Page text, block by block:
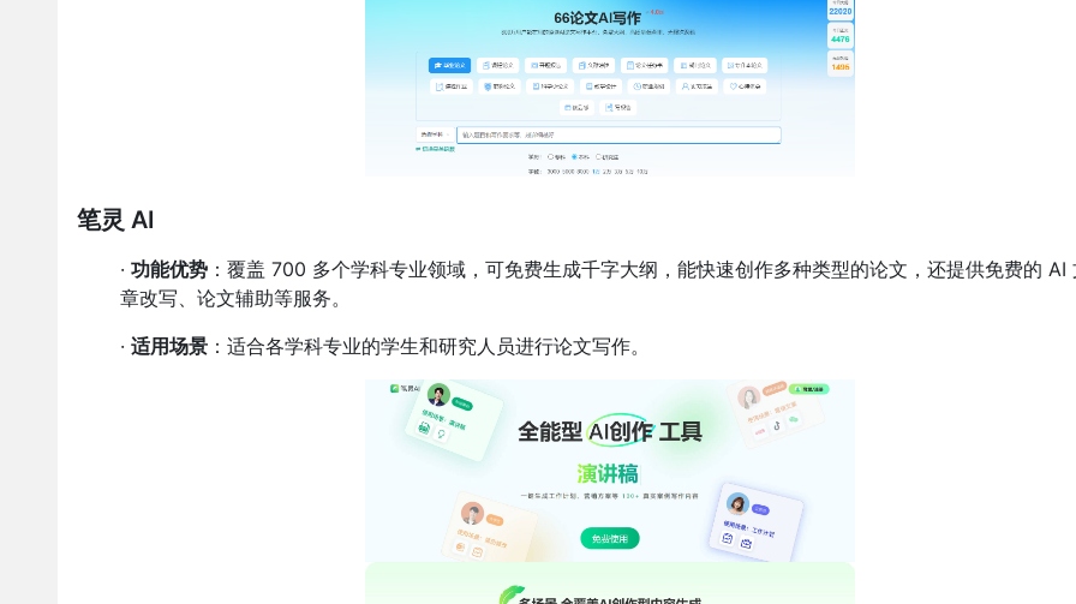
笔灵 AI
· 功能优势 ：覆盖 700 多个学科专业领域，可免费生成千字大纲，能快速创作多种类型的论文，还提供免费的 AI
章改写、论文辅助等服务。
· 适用场景 ：适合各学科专业的学生和研究人员进行论文写作。